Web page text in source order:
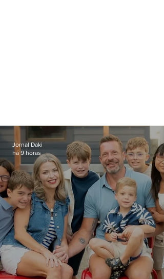
Jornal Daki
há 9 horas